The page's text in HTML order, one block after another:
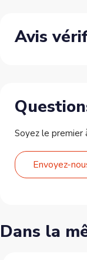
Avis
Soyez le premier
Envoyez-
Dans la